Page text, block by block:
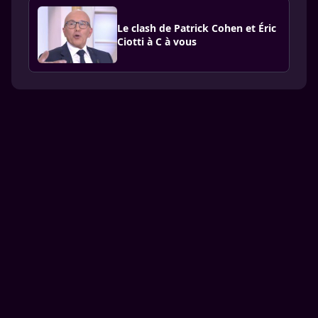
Le clash de Patrick Cohen et Éric
Ciotti à C à vous